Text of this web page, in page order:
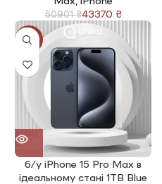
50901₴43370 ₴
-15%
б/у iPhone 15 Pro Max в
ідеальному стані 1TB Blue